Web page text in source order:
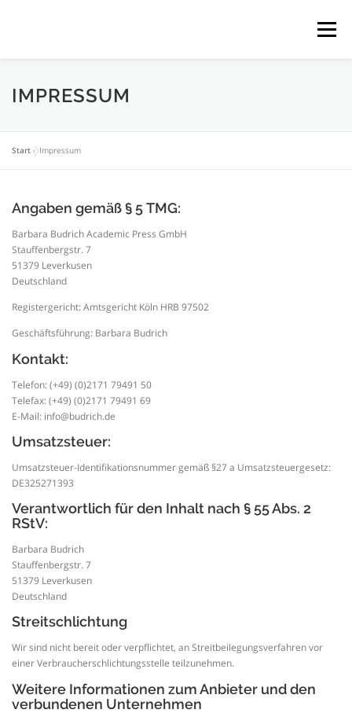
Menü
ÜBER UNS PUBLIZIEREN
DATENSCHUTZERKLÄRUNG
IMPRESSUM
Start »Impressum
Angaben gemäß § 5 TMG:
Barbara Budrich Academic Press GmbH
Stauffenbergstr. 7
51379 Leverkusen
Deutschland
Registergericht: Amtsgericht Köln HRB 97502
Geschäftsführung: Barbara Budrich
Kontakt:
Telefon: (+49) (0)2171 79491 50
Telefax: (+49) (0)2171 79491 69
E-Mail: info@budrich.de
Umsatzsteuer:
Umsatzsteuer-Identifikationsnummer gemäß §27 a Umsatzsteuergesetz:
DE325271393
Verantwortlich für den Inhalt nach § 55 Abs. 2
RStV:
Barbara Budrich
Stauffenbergstr. 7
51379 Leverkusen
Deutschland
Streitschlichtung
Wir sind nicht bereit oder verpflichtet, an Streitbeilegungsverfahren vor
einer Verbraucherschlichtungsstelle teilzunehmen.
Weitere Informationen zum Anbieter und den
verbundenen Unternehmen